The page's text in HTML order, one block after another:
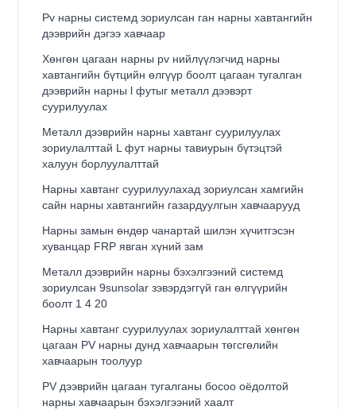
Pv нарны системд зориулсан ган нарны хавтангийн
дээврийн дэгээ хавчаар
Хөнгөн цагаан нарны pv нийлүүлэгчид нарны
хавтангийн бүтцийн өлгүүр боолт цагаан тугалган
дээврийн нарны l футыг металл дээвэрт
суурилуулах
Металл дээврийн нарны хавтанг суурилуулах
зориулалттай L фут нарны тавиурын бүтэцтэй
халуун борлуулалттай
Нарны хавтанг суурилуулахад зориулсан хамгийн
сайн нарны хавтангийн газардуулгын хавчаарууд
Нарны замын өндөр чанартай шилэн хүчитгэсэн
хуванцар FRP явган хүний ​​зам
Металл дээврийн нарны бэхэлгээний системд
зориулсан 9sunsolar зэвэрдэггүй ган өлгүүрийн
боолт 1 4 20
Нарны хавтанг суурилуулах зориулалттай хөнгөн
цагаан PV нарны дунд хавчаарын төгсгөлийн
хавчаарын тоолуур
PV дээврийн цагаан тугалганы босоо оёдолтой
нарны хавчаарын бэхэлгээний хаалт